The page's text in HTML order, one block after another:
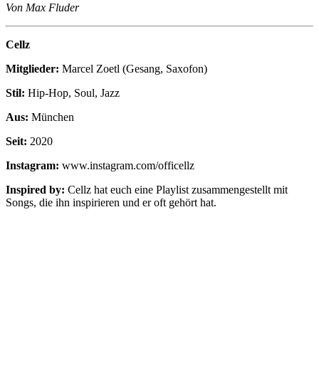
Von Max Fluder
Cellz
Mitglieder: Marcel Zoetl (Gesang, Saxofon)
Stil: Hip-Hop, Soul, Jazz
Aus: München
Seit: 2020
Instagram: www.instagram.com/officellz
Inspired by: Cellz hat euch eine Playlist zusammengestellt mit
Songs, die ihn inspirieren und er oft gehört hat.